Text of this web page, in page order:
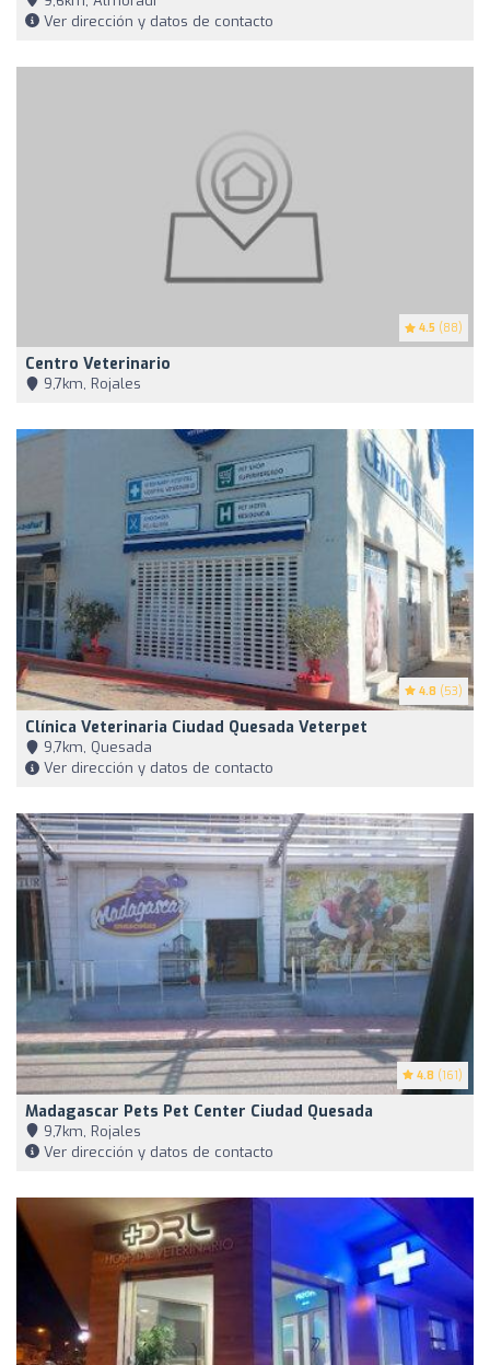
Ver dirección y datos de contacto
4.5 (88)
Centro Veterinario
9,7km, Rojales
4.8 (53)
Clínica Veterinaria Ciudad Quesada Veterpet
9,7km, Quesada
Ver dirección y datos de contacto
4.8 (161)
Madagascar Pets Pet Center Ciudad Quesada
9,7km, Rojales
Ver dirección y datos de contacto